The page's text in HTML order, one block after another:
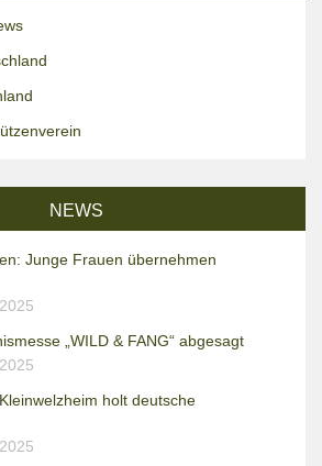
NEWS
Junge Frauen übernehmen
„WILD & FANG“ abgesagt
holt deutsche